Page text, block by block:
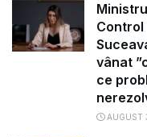
Control
vânat
ce
AUGUST